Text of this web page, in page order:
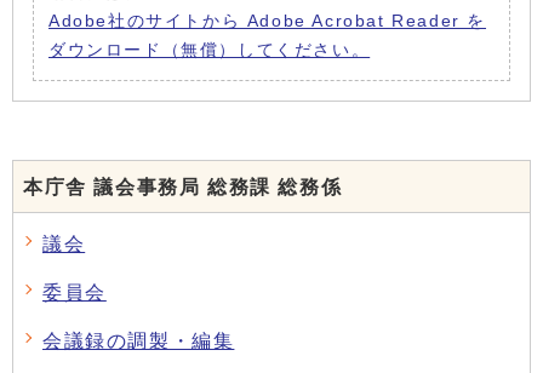
Adobe社のサイトから Adobe Acrobat Reader を
ダウンロード（無償）してください。
本庁舎 議会事務局 総務課 総務係
議会
委員会
会議録の調製・編集